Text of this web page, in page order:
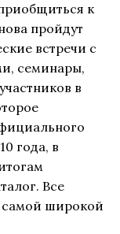
к
пройдут
встречи с
семинары,
в
года, в
Все
самой широкой